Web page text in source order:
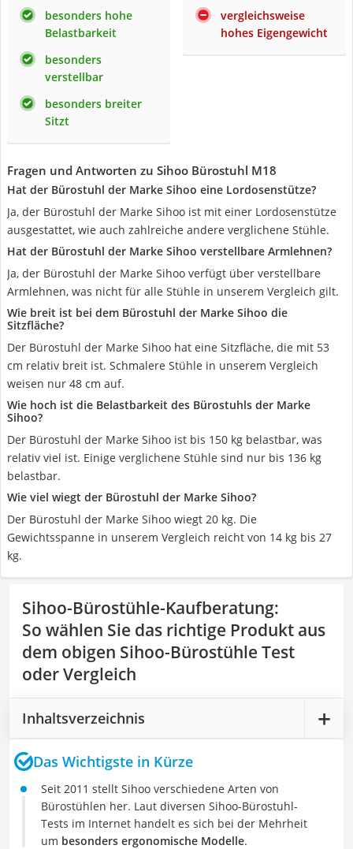
besonders hohe
Belastbarkeit
besonders
verstellbar
besonders breiter
Sitzt
vergleichsweise
hohes Eigengewicht
Fragen und Antworten zu Sihoo Bürostuhl M18
Hat der Bürostuhl der Marke Sihoo eine Lordosenstütze?
Ja, der Bürostuhl der Marke Sihoo ist mit einer Lordosenstütze
ausgestattet, wie auch zahlreiche andere verglichene Stühle.
Hat der Bürostuhl der Marke Sihoo verstellbare Armlehnen?
Ja, der Bürostuhl der Marke Sihoo verfügt über verstellbare
Armlehnen, was nicht für alle Stühle in unserem Vergleich gilt.
Wie breit ist bei dem Bürostuhl der Marke Sihoo die
Sitzfläche?
Der Bürostuhl der Marke Sihoo hat eine Sitzfläche, die mit 53
cm relativ breit ist. Schmalere Stühle in unserem Vergleich
weisen nur 48 cm auf.
Wie hoch ist die Belastbarkeit des Bürostuhls der Marke
Sihoo?
Der Bürostuhl der Marke Sihoo ist bis 150 kg belastbar, was
relativ viel ist. Einige verglichene Stühle sind nur bis 136 kg
belastbar.
Wie viel wiegt der Bürostuhl der Marke Sihoo?
Der Bürostuhl der Marke Sihoo wiegt 20 kg. Die
Gewichtsspanne in unserem Vergleich reicht von 14 kg bis 27
kg.
Sihoo-Bürostühle-Kaufberatung:
So wählen Sie das richtige Produkt aus
dem obigen Sihoo-Bürostühle Test
oder Vergleich
Inhaltsverzeichnis
Das Wichtigste in Kürze
Seit 2011 stellt Sihoo verschiedene Arten von
Bürostühlen her. Laut diversen Sihoo-Bürostuhl-
Tests im Internet handelt es sich bei der Mehrheit
um besonders ergonomische Modelle.